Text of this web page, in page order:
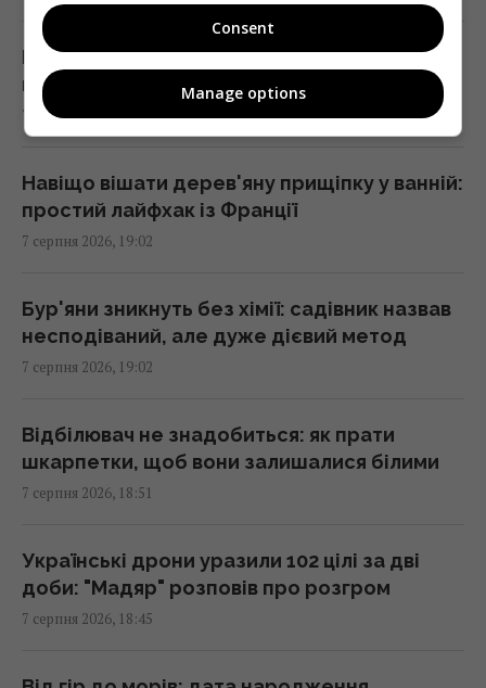
18:20 п'ятниця, 07 серпня 2026
Складено топ-10 найочікуваніших ігор 2027
року – серед них є український проєкт
Бюджетний вибір: названо головний
автомобільний бестселер у Європі
У двох районах Києва зникло світло: в ДТЕК
назвали причину
Гороскоп на 8 серпня за картами Таро:
Дівам - суперечки, Ракам - емоції
Яка кімнатна рослина вам подобається:
психологічний тест на суперсилу
Після провалу наступу на Путіна чекає
головний удар: Ейдман назвав, який саме
7 серпня 2026, 19:10
Навіщо вішати дерев'яну прищіпку у ванній:
простий лайфхак із Франції
7 серпня 2026, 19:02
Бур'яни зникнуть без хімії: садівник назвав
несподіваний, але дуже дієвий метод
7 серпня 2026, 19:02
Відбілювач не знадобиться: як прати
шкарпетки, щоб вони залишалися білими
7 серпня 2026, 18:51
Українські дрони уразили 102 цілі за дві
доби: "Мадяр" розповів про розгром
7 серпня 2026, 18:45
Consent
Manage options